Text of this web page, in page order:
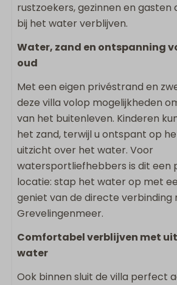
Sanitair
Badkamer ensuite
Badkamer op begane grond
Regendouche
Inloopdouche
Föhn
Apart toilet
Dubbele wastafel
Slaapkamer(s)
Tweepersoonsbed: 2
Slaapkamer(s) op begane
Televisie op slaapkamer
Boxspring
rustzoekers, gezinnen en gasten
bij het water verblijven.
Water, zand en ontspanning
oud
Met een eigen privéstrand en
deze villa volop mogelijkheden
van het buitenleven. Kinderen
het zand, terwijl u ontspant op
uitzicht over het water. Voor
watersportliefhebbers is dit een
locatie: stap het water op met
geniet van de directe verbinding
Grevelingenmeer.
Comfortabel verblijven met
water
Ook binnen sluit de villa perfect